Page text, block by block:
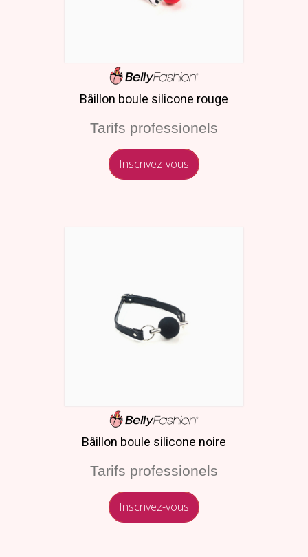
Bâillon boule silicone rouge
Tarifs professionels
Inscrivez-vous
Bâillon boule silicone noire
Tarifs professionels
Inscrivez-vous